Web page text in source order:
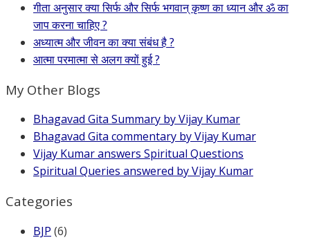
गीता अनुसार क्या सिर्फ और सिर्फ भगवान् कृष्ण का ध्यान और ॐ का
जाप करना चाहिए ?
अध्यात्म और जीवन का क्या संबंध है ?
आत्मा परमात्मा से अलग क्यों हुई ?
My Other Blogs
Bhagavad Gita Summary by Vijay Kumar
Bhagavad Gita commentary by Vijay Kumar
Vijay Kumar answers Spiritual Questions
Spiritual Queries answered by Vijay Kumar
Categories
BJP (6)